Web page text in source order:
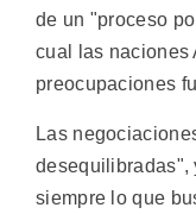
de un "proceso
cual las naciones
preocupaciones
Las
desequilibradas",
siempre lo que